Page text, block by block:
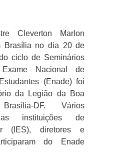
Cleverton Marlon
Brasília no dia 20 de
ciclo de Seminários
Nacional de
(Enade) foi
da Legião da Boa
DF. Vários
instituições de
(IES), diretores e
do Enade